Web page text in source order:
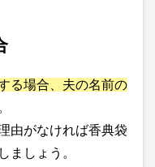
る場合、夫の名前の
。
由がなければ香典袋
ましょう。